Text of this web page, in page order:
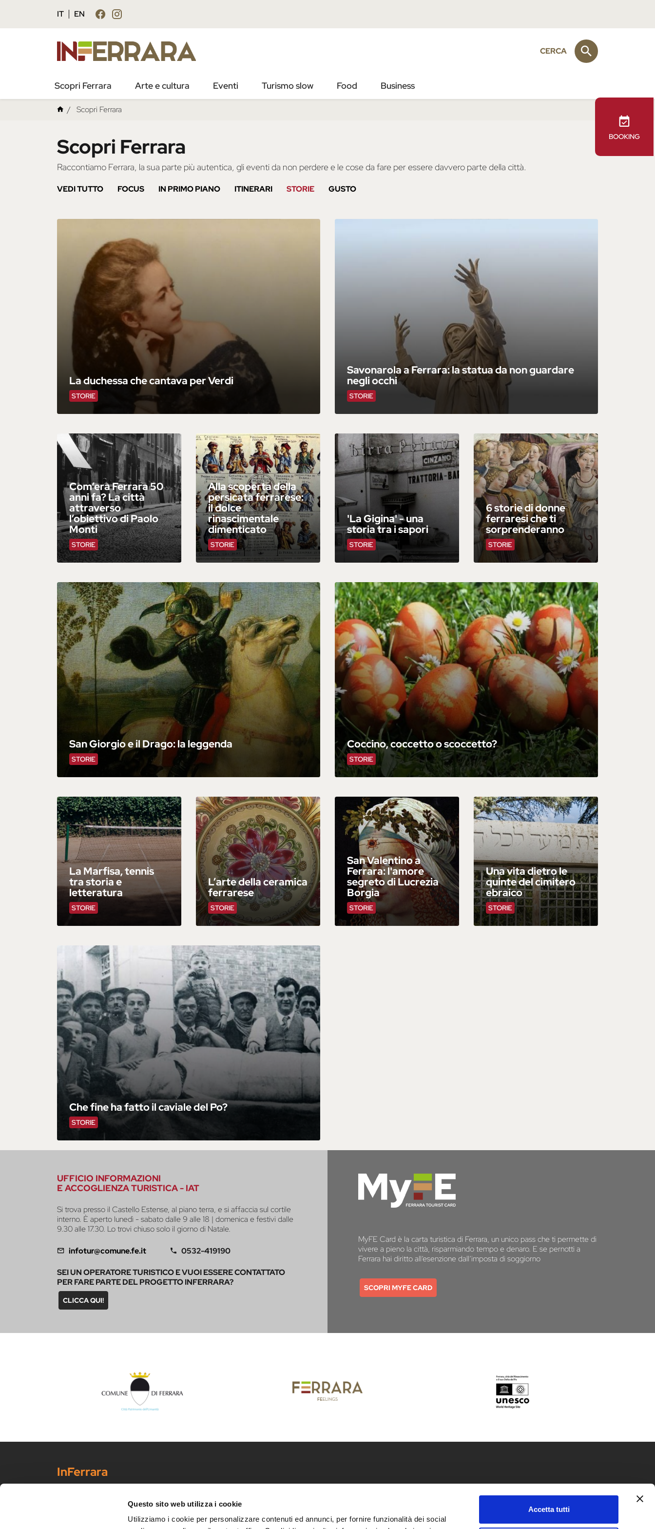
Questo sito web utilizza i cookie
Utilizziamo i cookie per personalizzare contenuti ed annunci, per fornire funzionalità dei social
Accetta tutti
principale
IT EN
BOOKING
CERCA
Scopri Ferrara Arte e cultura Eventi Turismo slow Food Business
Scopri Ferrara
Scopri Ferrara
Raccontiamo Ferrara, la sua parte più autentica, gli eventi da non perdere e le cose da fare per essere davvero parte della città.
VEDI TUTTO FOCUS IN PRIMO PIANO ITINERARI STORIE GUSTO
STORIE
La duchessa che cantava per Verdi
STORIE
Savonarola a Ferrara: la statua da non guardare
negli occhi
STORIE
Com’era Ferrara 50
anni fa? La città
attraverso
l’obiettivo di Paolo
Monti
STORIE
Alla scoperta della
persicata ferrarese:
il dolce
rinascimentale
dimenticato
STORIE
'La Gigina' - una
storia tra i sapori
STORIE
6 storie di donne
ferraresi che ti
sorprenderanno
STORIE
San Giorgio e il Drago: la leggenda
STORIE
Coccino, coccetto o scoccetto?
STORIE
La Marfisa, tennis
tra storia e
letteratura
STORIE
L’arte della ceramica
ferrarese
STORIE
San Valentino a
Ferrara: l'amore
segreto di Lucrezia
Borgia
STORIE
Una vita dietro le
quinte del cimitero
ebraico
STORIE
Che fine ha fatto il caviale del Po?
UFFICIO INFORMAZIONI
E ACCOGLIENZA TURISTICA - IAT
Si trova presso il Castello Estense, al piano terra, e si affaccia sul cortile
interno. È aperto lunedì - sabato dalle 9 alle 18 | domenica e festivi dalle
9.30 alle 17.30. Lo trovi chiuso solo il giorno di Natale.
infotur@comune.fe.it 0532-419190
SEI UN OPERATORE TURISTICO E VUOI ESSERE CONTATTATO
PER FARE PARTE DEL PROGETTO INFERRARA?
CLICCA QUI!
MyFE Card è la carta turistica di Ferrara, un unico pass che ti permette di
vivere a pieno la città, risparmiando tempo e denaro. E se pernotti a
Ferrara hai diritto all’esenzione dall’imposta di soggiorno
SCOPRI MYFE CARD
InFerrara
Portale ufficiale di promo-commercializzazione turistica della città di Ferrara
Scarica guide e mappe
Privacy policy